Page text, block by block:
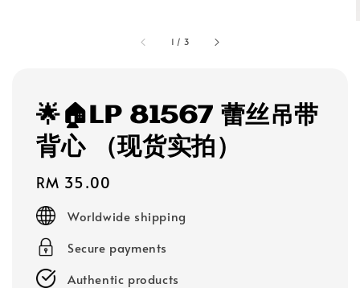
1 / 3
🌟🏠LP 81567 蕾丝吊带
背心 （现货实拍）
Regular
price
RM 35.00
Worldwide shipping
Secure payments
Authentic products